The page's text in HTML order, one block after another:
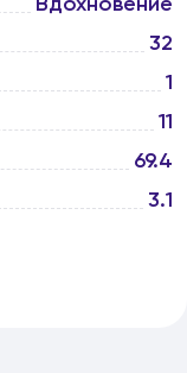
32
1
11
69.4
3.1